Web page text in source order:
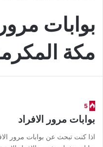
بوابات
مكة
5
بوابات مرور الافراد
اذا كنت تبحث عن بوابات مرور